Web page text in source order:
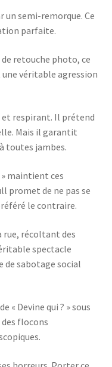
un semi-remorque. Ce
parfaite.
de retouche photo, ce
une véritable agression
et respirant. Il prétend
Mais il garantit
toutes jambes.
maintient ces
promet de ne pas se
le contraire.
rue, récoltant des
spectacle
de sabotage social
« Devine qui ? » sous
flocons